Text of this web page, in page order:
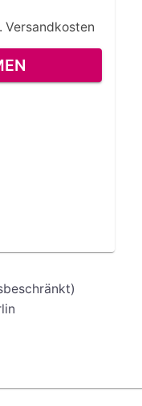
Versandkosten